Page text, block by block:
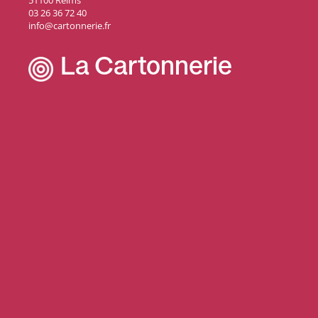
03 26 36 72 40
info@cartonnerie.fr
La Cartonnerie